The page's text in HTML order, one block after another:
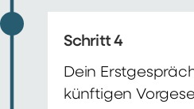
Schritt 4
Dein
künftigen